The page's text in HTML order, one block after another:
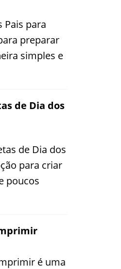
Pais para
preparar
simples e
de Dia dos
de Dia dos
para criar
poucos
é uma